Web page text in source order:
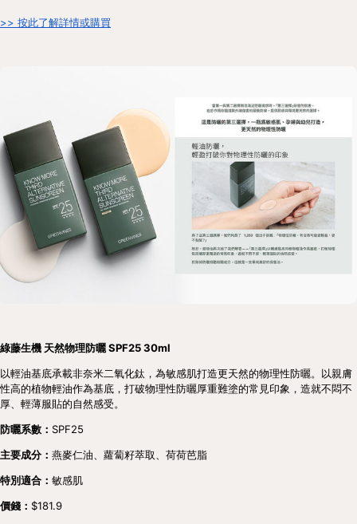
>> 按此了解詳情或購買
綠藤生機 天然物理防曬 SPF25 30ml
以輕油基底承載非奈米二氧化鈦，為敏感肌打造更天然的物理性防曬。以親膚
性高的植物輕油作為基底，打破物理性防曬厚重難塗的常見印象，造就不悶不
厚、輕薄服貼的自然感受。
防曬系數： SPF25
主要成分： 燕麥仁油、蘿蔔籽萃取、荷荷芭脂
特別適合： 敏感肌
價錢： $181.9